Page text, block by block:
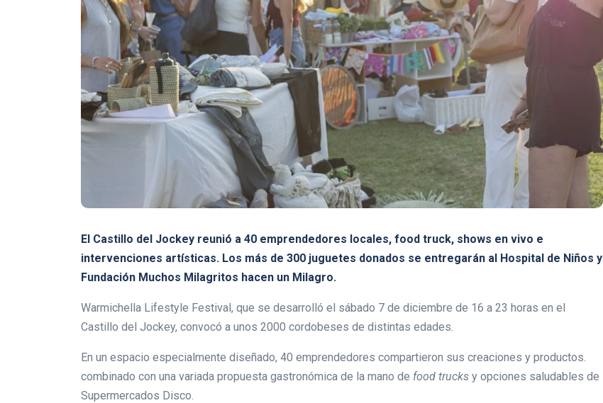
El Castillo del Jockey reunió a 40 emprendedores locales, food truck, shows en vivo e
intervenciones artísticas. Los más de 300 juguetes donados se entregarán al Hospital de Niños y
Fundación Muchos Milagritos hacen un Milagro.
Warmichella Lifestyle Festival, que se desarrolló el sábado 7 de diciembre de 16 a 23 horas en el
Castillo del Jockey, convocó a unos 2000 cordobeses de distintas edades.
En un espacio especialmente diseñado, 40 emprendedores compartieron sus creaciones y productos.
combinado con una variada propuesta gastronómica de la mano de food trucks y opciones saludables de
Supermercados Disco.